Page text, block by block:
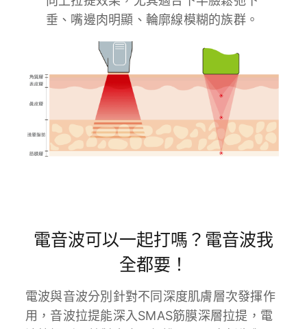
垂、嘴邊肉明顯、輪廓線模糊的族群。
電音波可以一起打嗎？電音波我
全都要！
電波與音波分別針對不同深度肌膚層次發揮作
用，音波拉提能深入SMAS筋膜深層拉提，電